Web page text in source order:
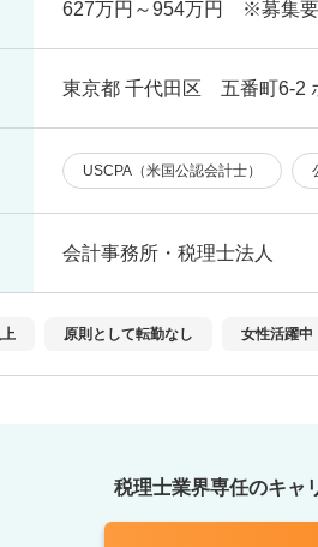
627万円～954万円 ※募集要
東京都 千代田区 五番町6-2
USCPA（米国公認会計士）
会計事務所・税理士法人
原則として転勤なし 女性活躍中
税理士業界専任のキャ